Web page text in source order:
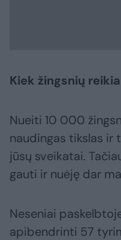
Kiek žingsnių
Nueiti 10 000
naudingas tikslas ir
jūsų sveikatai.
gauti ir nuėję dar
Neseniai
apibendrinti 57